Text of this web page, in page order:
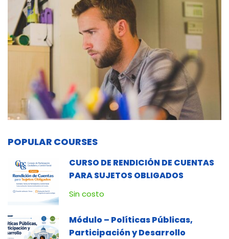
POPULAR COURSES
CURSO DE RENDICIÓN DE CUENTAS
PARA SUJETOS OBLIGADOS
Sin costo
Módulo – Políticas Públicas,
Participación y Desarrollo